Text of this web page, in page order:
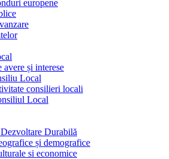
europene
avere și interese
Local
consilieri locali
Local
Durabilă
și demografice
si economice